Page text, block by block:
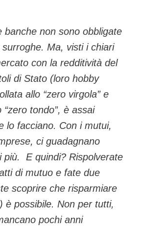
banche non sono obbligate
Ma, visti i chiari
con la redditività del
di Stato (loro hobby
allo “zero virgola” e
“zero tondo”, è assai
lo facciano. Con i mutui,
ci guadagnano
più. E quindi? Rispolverate
di mutuo e fate due
scoprire che risparmiare
è possibile. Non per tutti,
pochi anni